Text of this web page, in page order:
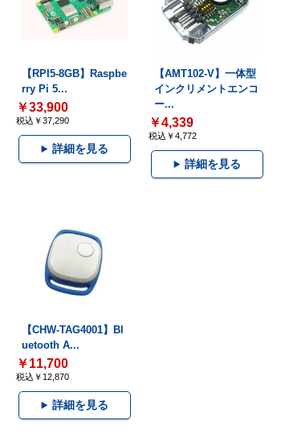
【RPI5-8GB】Raspbe
rry Pi 5...
￥33,900
税込￥37,290
詳細を見る
【AMT102-V】一体型
インクリメントエンコ
ー...
￥4,339
税込￥4,772
詳細を見る
【CHW-TAG4001】Bl
uetooth A...
￥11,700
税込￥12,870
詳細を見る